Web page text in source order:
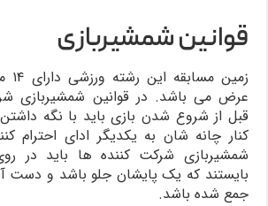
قوانین شمشیربازی
عرض می باشد. در قوانین شمشیربازی
قبل از شروع شدن بازی باید با نگه
کنار چانه شان به یکدیگر ادای احترام
شمشیربازی شرکت کننده ها باید در
بایستند که یک پایشان جلو باشد و دست
جمع شده باشد.